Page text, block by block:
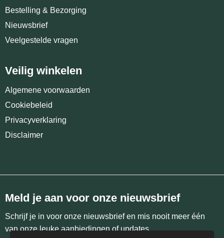
Bestelling & Bezorging
Nieuwsbrief
Veelgestelde vragen
Veilig winkelen
Algemene voorwaarden
Cookiebeleid
Privacyverklaring
Disclaimer
Meld je aan voor onze nieuwsbrief
Schrijf je in voor onze nieuwsbrief en mis nooit meer één
van onze leuke aanbiedingen of updates.